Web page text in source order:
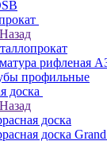
Назад
рифленая
профильные
доска
Назад
доска
доска